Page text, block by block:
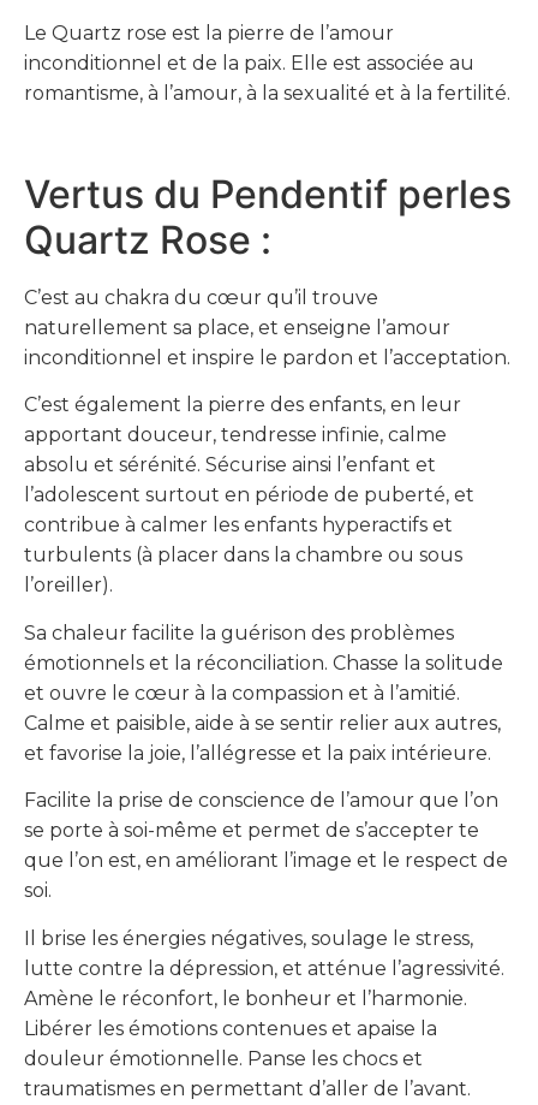
Le Quartz rose est la pierre de l’amour
inconditionnel et de la paix. Elle est associée au
romantisme, à l’amour, à la sexualité et à la fertilité.
Vertus du Pendentif perles
Quartz Rose :
C’est au chakra du cœur qu’il trouve
naturellement sa place, et enseigne l’amour
inconditionnel et inspire le pardon et l’acceptation.
C’est également la pierre des enfants, en leur
apportant douceur, tendresse infinie, calme
absolu et sérénité. Sécurise ainsi l’enfant et
l’adolescent surtout en période de puberté, et
contribue à calmer les enfants hyperactifs et
turbulents (à placer dans la chambre ou sous
l’oreiller).
Sa chaleur facilite la guérison des problèmes
émotionnels et la réconciliation. Chasse la solitude
et ouvre le cœur à la compassion et à l’amitié.
Calme et paisible, aide à se sentir relier aux autres,
et favorise la joie, l’allégresse et la paix intérieure.
Facilite la prise de conscience de l’amour que l’on
se porte à soi-même et permet de s’accepter te
que l’on est, en améliorant l’image et le respect de
soi.
Il brise les énergies négatives, soulage le stress,
lutte contre la dépression, et atténue l’agressivité.
Amène le réconfort, le bonheur et l’harmonie.
Libérer les émotions contenues et apaise la
douleur émotionnelle. Panse les chocs et
traumatismes en permettant d’aller de l’avant.